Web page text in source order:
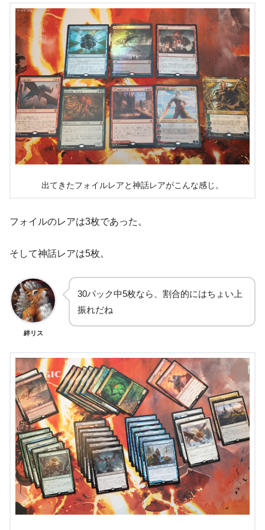
出てきたフォイルレアと神話レアがこんな感じ。
フォイルのレアは3枚であった。
そして神話レアは5枚。
絆リス
30パック中5枚なら、割合的にはちょい上
振れだね